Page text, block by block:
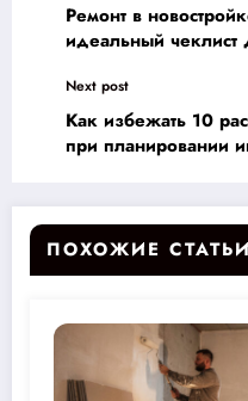
Ремонт в
идеальный чеклист
Next post
Как избежать 10
при планировании
ПОХОЖИЕ СТАТЬИ